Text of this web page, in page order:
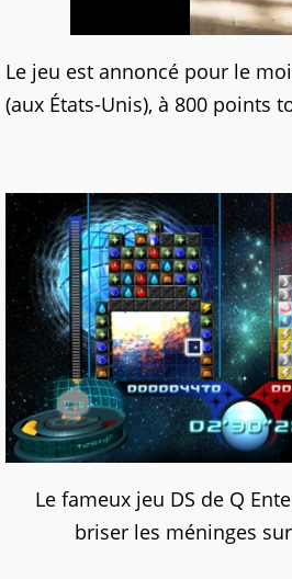
Le jeu est annoncé pour le
(aux États-Unis), à 800 points
Le fameux jeu DS de Q
briser les méninges